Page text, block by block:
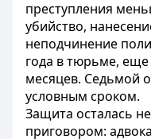
преступления
убийство,
неподчинение
года в тюрьме, еще
месяцев. Седьмой
условным сроком.
Защита осталась
приговором: